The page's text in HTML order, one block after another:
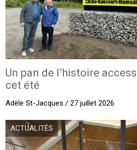
Un pan de l’histoire
cet été
Adèle St-Jacques / 27 juillet 2026
ACTUALITÉS